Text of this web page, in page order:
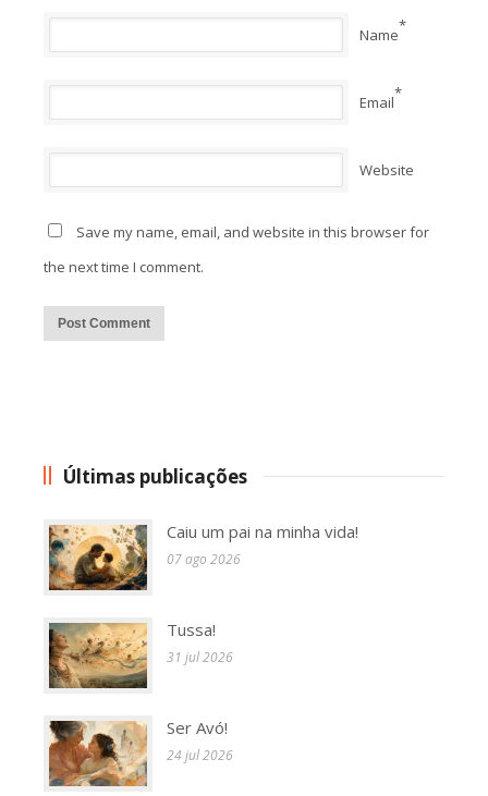
Name*
Email*
Website
Save my name, email, and website in this browser for
the next time I comment.
Últimas publicações
Caiu um pai na minha vida!
07 ago 2026
Tussa!
31 jul 2026
Ser Avó!
24 jul 2026